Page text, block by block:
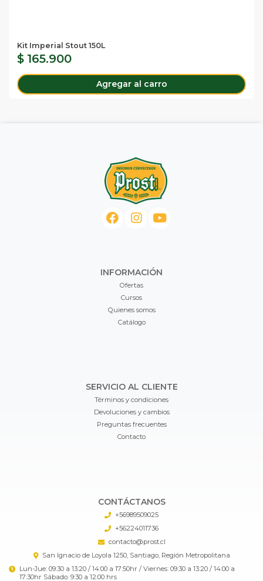
Kit Imperial Stout 150L
$ 165.900
Agregar al carro
INFORMACIÓN
Ofertas
Cursos
Quienes somos
Catálogo
SERVICIO AL CLIENTE
Términos y condiciones
Devoluciones y cambios
Preguntas frecuentes
Contacto
CONTÁCTANOS
+56989509025
+56224011736
contacto@prost.cl
San Ignacio de Loyola 1250, Santiago, Región Metropolitana
Lun-Jue: 09:30 a 13:20 / 14:00 a 17:50hr / Viernes: 09:30 a 13:20 / 14:00 a
17:30hr Sábado: 9:30 a 12:00 hrs